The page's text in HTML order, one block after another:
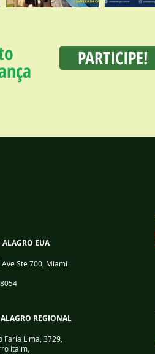
PARTICIPE!
ALAGRO EUA
Ste 700, Miami
REGIONAL
Faria Lima, 3729,
Itaim,